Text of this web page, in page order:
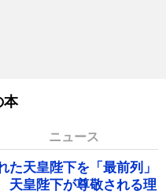
本
ニュース
天皇陛下を「最前列」
皇陛下が尊敬される理